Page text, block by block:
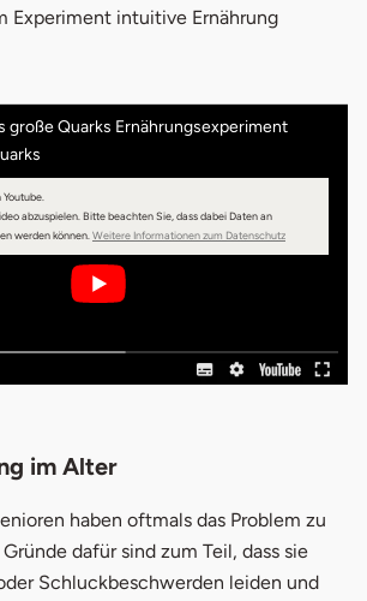
Experiment intuitive Ernährung
große Quarks Ernährungsexperiment
Youtube.
abzuspielen.Bitte beachten Sie, dass dabei Daten an
werden können.Weitere Informationen zum Datenschutz
im Alter
haben oftmals das Problem zu
dafür sind zum Teil, dass sie
Schluckbeschwerden leiden und